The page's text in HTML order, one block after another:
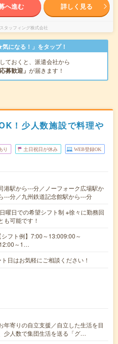
へ進む 詳しく見る
タッフィング株式会社
になる！」をタップ！
ておくと、派遣会社から
応募歓迎」 が届きます！
！少人数施設で料理や
り 土日祝日が休み WEB登録OK
港駅から---分／ノーフォーク広場駅か
---分／九州鉄道記念館駅から---分
曜日での希望シフト制 ※徐々に勤務回
も可能です！
フト例】7:00～13:009:00～
～1…
日はお気軽にご相談ください！
年寄りの自立支援／自立した生活を目
少人数で集団生活を送る「グ…